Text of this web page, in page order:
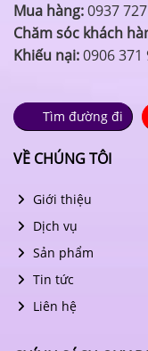
Mua hàng:0937
Chăm sóc khách
Khiếu nại:0906 371
Tìm đường đi
VỀ CHÚNG TÔI
Giới thiệu
Dịch vụ
Sản phẩm
Tin tức
Liên hệ